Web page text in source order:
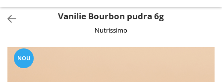
NUCI ȘI SEMINȚE
FRUCTE DESHIDRATATE
ÎNDULCITORI NATURALI / MIERE
OȚETURI ȘI SOSURI
SOSURI
Vanilie Bourbon pudra 6g
Nutrissimo
NOU